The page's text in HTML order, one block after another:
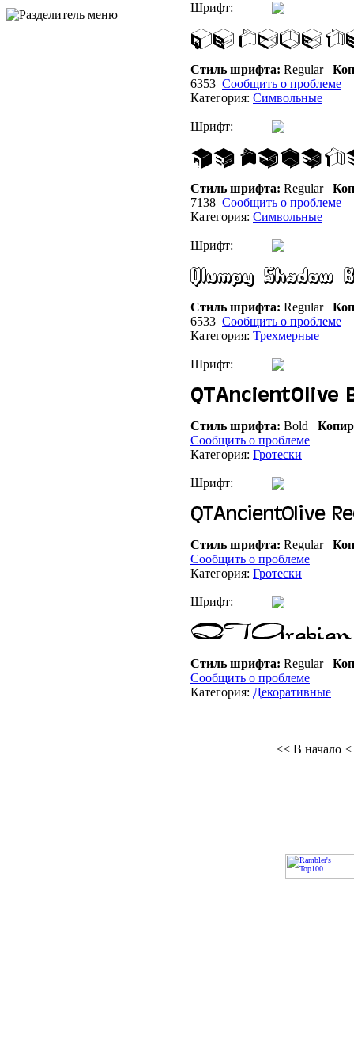
Шрифт:
Стиль шрифта: Regular
6353 Сообщить о проблеме
Категория: Символьные
Шрифт:
Стиль шрифта: Regular
7138 Сообщить о проблеме
Категория: Символьные
Шрифт:
Стиль шрифта: Regular
6533 Сообщить о проблеме
Категория: Трехмерные
Шрифт:
Стиль шрифта: Bold
Сообщить о проблеме
Категория: Гротески
Шрифт:
Стиль шрифта: Regular
Сообщить о проблеме
Категория: Гротески
Шрифт:
Стиль шрифта: Regular
Сообщить о проблеме
Категория: Декоративные
<< В начало <